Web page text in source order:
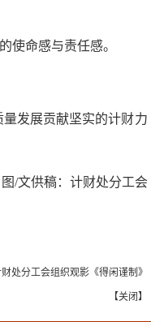
使命感与责任感。
量发展贡献坚实的计财力
图/文供稿：计财处分工会
处分工会组织观影《得闲谨制》
【关闭】